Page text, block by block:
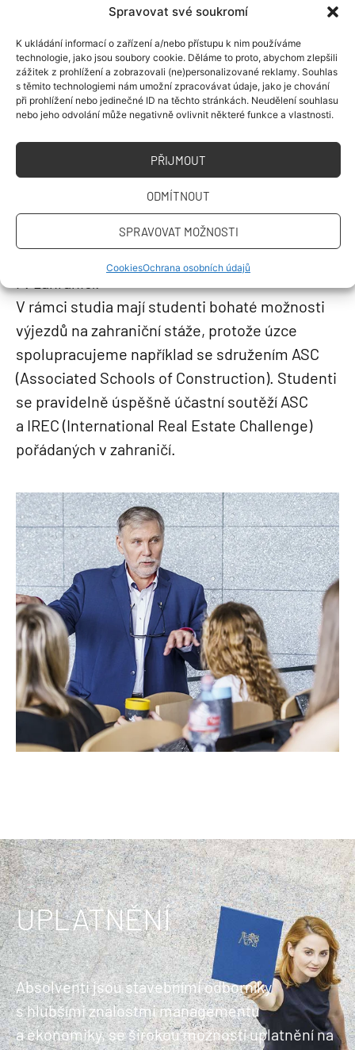
Spravovat své soukromí
K ukládání informací o zařízení a/nebo přístupu k nim používáme
technologie, jako jsou soubory cookie. Děláme to proto, abychom zlepšili
zážitek z prohlížení a zobrazovali (ne)personalizované reklamy. Souhlas
s těmito technologiemi nám umožní zpracovávat údaje, jako je chování
při prohlížení nebo jedinečné ID na těchto stránkách. Neudělení souhlasu
nebo jeho odvolání může negativně ovlivnit některé funkce a vlastnosti.
PŘIJMOUT
ODMÍTNOUT
SPRAVOVAT MOŽNOSTI
CookiesOchrana osobních údajů
SEZNÁMÍME VÁS S TĚMI
NEJLEPŠÍMI V OBORU
Výuka je prokládána přednáškami tuzemských
i zahraničních expertůz oblasti developmentu,
projektového řízení, vrcholového
managementu firem, financování, investování.
Součástí výuky jsou exkurze na zajímavé
projekty a stavby nejen po celé ČR, ale
V rámci studia mají studenti bohaté možnosti
výjezdů na zahraniční stáže, protože úzce
spolupracujeme například se sdružením ASC
(Associated Schools of Construction). Studenti
se pravidelně úspěšně účastní soutěží ASC
a IREC (International Real Estate Challenge)
pořádaných v zahraničí.
UPLATNĚNÍ
Absolventi jsou stavebními odborníky
s hlubšími znalostmi managementu
a ekonomiky, se širokou možností uplatnění na